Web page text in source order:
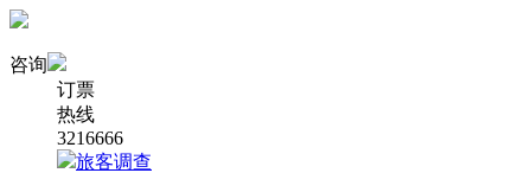
咨询
订票
热线
3216666
旅客调查